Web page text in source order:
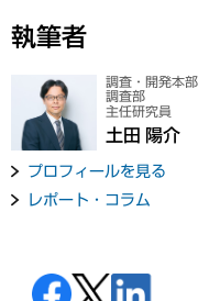
執筆者
調査・開発本部
調査部
主任研究員
土田 陽介
プロフィールを見る
レポート・コラム